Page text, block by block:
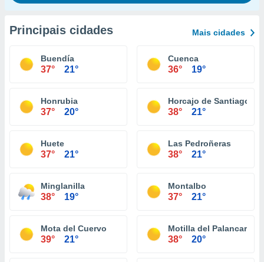
Principais cidades Mais cidades
Buendía
37° 21°
Cuenca
36° 19°
Honrubia
37° 20°
Horcajo de Santiago
38° 21°
Huete
37° 21°
Las Pedroñeras
38° 21°
Minglanilla
38° 19°
Montalbo
37° 21°
Mota del Cuervo
39° 21°
Motilla del Palancar
38° 20°